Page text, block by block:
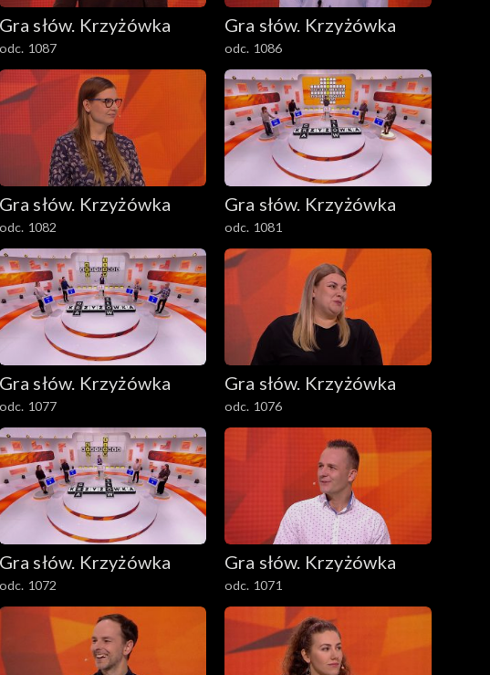
Gra słów. Krzyżówka
odc. 1087
Gra słów. Krzyżówka
odc. 1086
Gra słów. Krzyżówka
odc. 1082
Gra słów. Krzyżówka
odc. 1081
Gra słów. Krzyżówka
odc. 1077
Gra słów. Krzyżówka
odc. 1076
Gra słów. Krzyżówka
odc. 1072
Gra słów. Krzyżówka
odc. 1071